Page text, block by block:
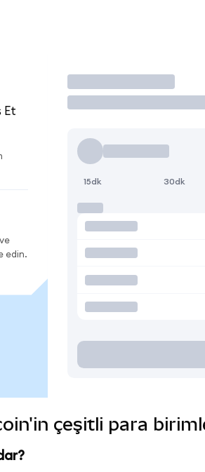
Et
edin.
İşlem Yap
15dk 30dk
çeşitli para